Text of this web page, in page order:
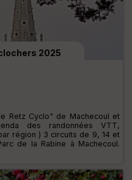
2025
Retz Cyclo" de Machecoul et
des randonnées VTT,
région ) 3 circuits de 9, 14 et
de la Rabine à Machecoul.